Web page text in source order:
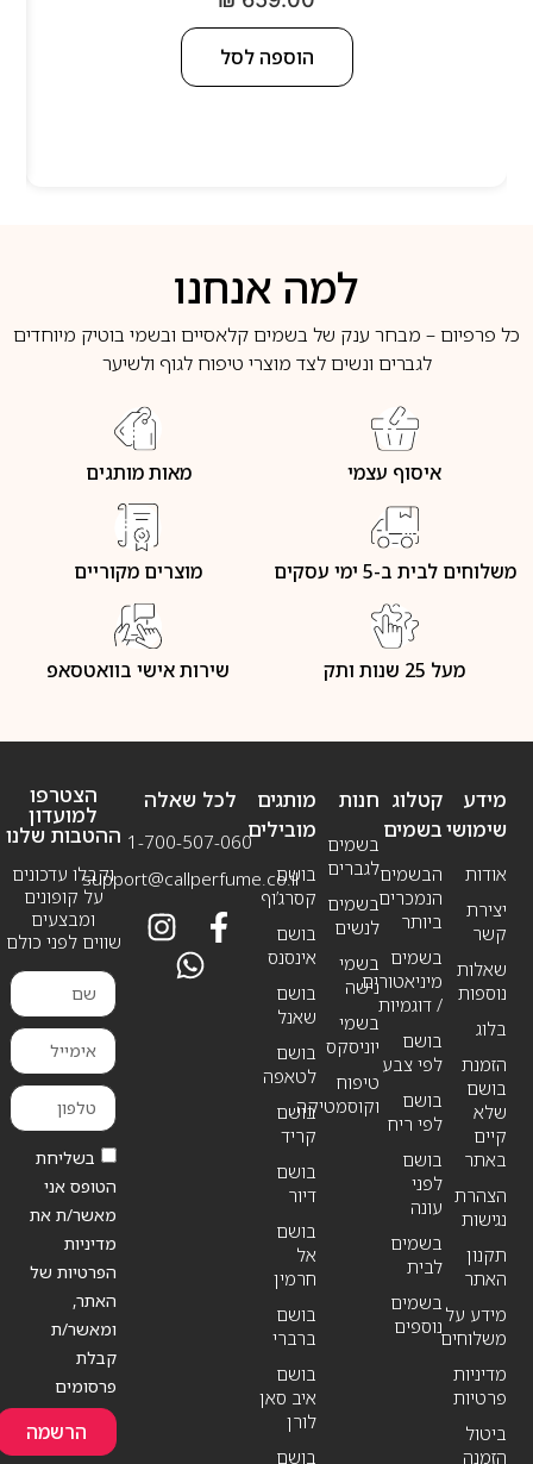
הוספה לסל
למה אנחנו
כל פרפיום – מבחר ענק של בשמים קלאסיים ובשמי בוטיק מיוחדים
לגברים ונשים לצד מוצרי טיפוח לגוף ולשיער
איסוף עצמי מאות מותגים
משלוחים לבית ב-5 ימי עסקים מוצרים מקוריים
מעל 25 שנות ותק שירות אישי בוואטסאפ
מידע
שימושי
אודות
יצירת
קשר
שאלות
נוספות
בלוג
הזמנת
בושם
שלא
קיים
באתר
הצהרת
נגישות
תקנון
האתר
מידע על
משלוחים
מדיניות
פרטיות
ביטול
הזמנה
חנות
בשמים
לגברים
בשמים
לנשים
בשמי
נישה
בשמי
יוניסקס
טיפוח
וקוסמטיקה
קטלוג
בשמים
הבשמים
הנמכרים
ביותר
בשמים
מיניאטורים
/ דוגמיות
בושם
לפי צבע
בושם
לפי ריח
בושם
לפני
עונה
בשמים
לבית
בשמים
נוספים
מותגים
מובילים
בושם
קסרג’וף
בושם
אינסנס
בושם
שאנל
בושם
לטאפה
בושם
קריד
בושם
דיור
בושם
אל
חרמין
בושם
ברברי
בושם
איב סאן
לורן
בושם
לכל שאלה
1-700-507-060
support@callperfume.co.il
הצטרפו
למועדון
ההטבות שלנו
וקבלו עדכונים
על קופונים
ומבצעים
שווים לפני כולם
בשליחת
הטופס אני
מאשר/ת את
מדיניות
הפרטיות של
האתר,
ומאשר/ת
קבלת
פרסומים
הרשמה